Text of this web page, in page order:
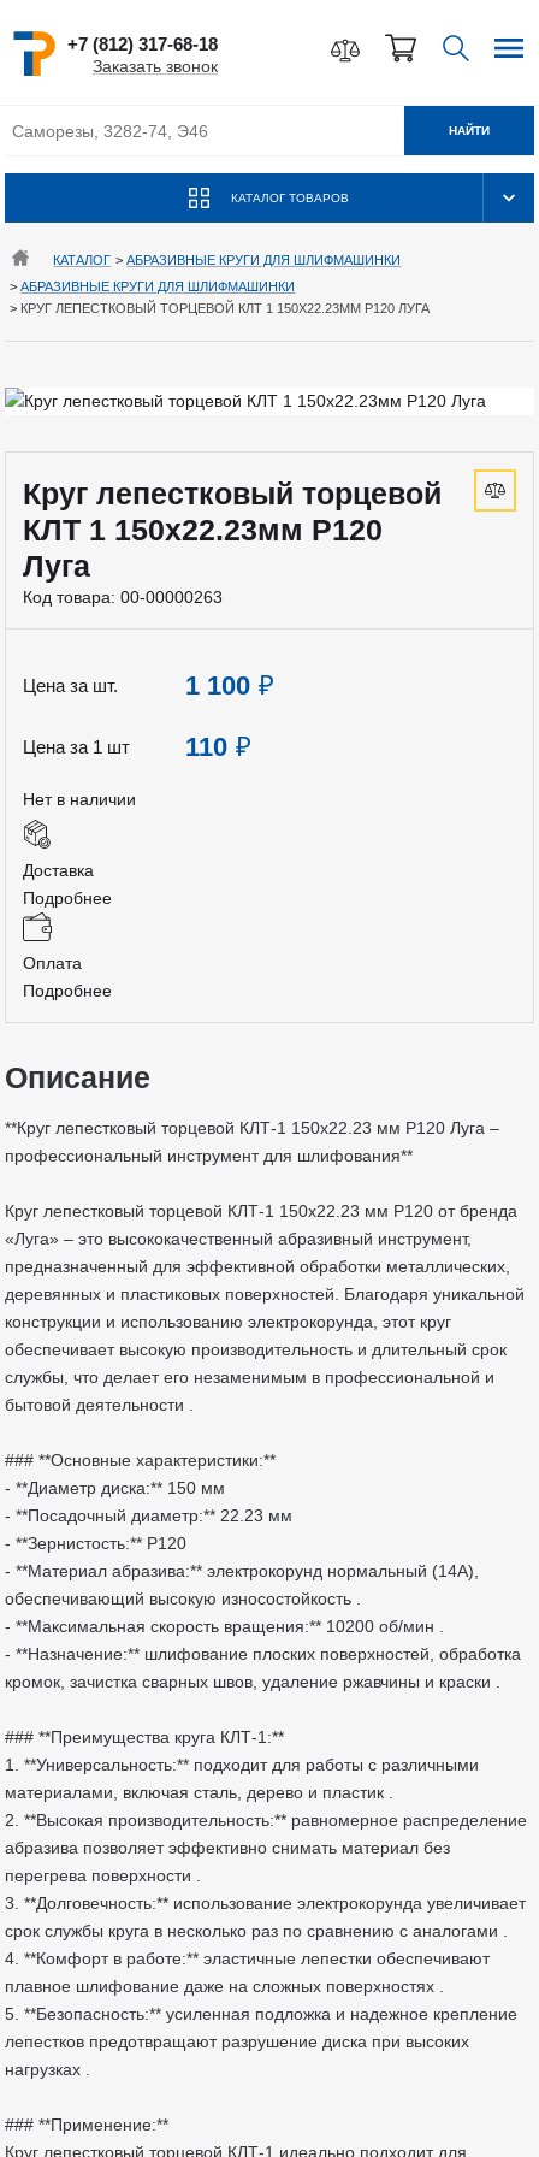
+7 (812) 317-68-18
Заказать звонок
КАТАЛОГ ТОВАРОВ
НАЙТИ
КАТАЛОГ >АБРАЗИВНЫЕ КРУГИ ДЛЯ ШЛИФМАШИНКИ
>АБРАЗИВНЫЕ КРУГИ ДЛЯ ШЛИФМАШИНКИ
> КРУГ ЛЕПЕСТКОВЫЙ ТОРЦЕВОЙ КЛТ 1 150Х22.23ММ Р120 ЛУГА
Круг лепестковый торцевой
КЛТ 1 150х22.23мм Р120
Луга
Код товара: 00-00000263
Цена за шт. 1 100 ₽
Цена за 1 шт 110 ₽
Нет в наличии
Доставка
Подробнее
Оплата
Подробнее
Описание
**Круг лепестковый торцевой КЛТ-1 150х22.23 мм Р120 Луга –
профессиональный инструмент для шлифования**
Круг лепестковый торцевой КЛТ-1 150х22.23 мм Р120 от бренда
«Луга» – это высококачественный абразивный инструмент,
предназначенный для эффективной обработки металлических,
деревянных и пластиковых поверхностей. Благодаря уникальной
конструкции и использованию электрокорунда, этот круг
обеспечивает высокую производительность и длительный срок
службы, что делает его незаменимым в профессиональной и
бытовой деятельности .
### **Основные характеристики:**
- **Диаметр диска:** 150 мм
- **Посадочный диаметр:** 22.23 мм
- **Зернистость:** Р120
- **Материал абразива:** электрокорунд нормальный (14А),
обеспечивающий высокую износостойкость .
- **Максимальная скорость вращения:** 10200 об/мин .
- **Назначение:** шлифование плоских поверхностей, обработка
кромок, зачистка сварных швов, удаление ржавчины и краски .
### **Преимущества круга КЛТ-1:**
1. **Универсальность:** подходит для работы с различными
материалами, включая сталь, дерево и пластик .
2. **Высокая производительность:** равномерное распределение
абразива позволяет эффективно снимать материал без
перегрева поверхности .
3. **Долговечность:** использование электрокорунда увеличивает
срок службы круга в несколько раз по сравнению с аналогами .
4. **Комфорт в работе:** эластичные лепестки обеспечивают
плавное шлифование даже на сложных поверхностях .
5. **Безопасность:** усиленная подложка и надежное крепление
лепестков предотвращают разрушение диска при высоких
нагрузках .
### **Применение:**
Круг лепестковый торцевой КЛТ-1 идеально подходит для